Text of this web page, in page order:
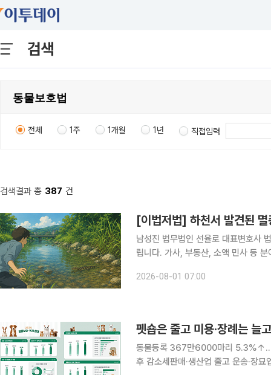
검색
전체 1주 1개월 1년 직접입력
검색결과 총 387 건
남성진 법무법인 선율로 대표변호사
립니다. 가사, 부동산, 소액 민사 등
2026-08-01 07:00
펫숍은 줄고 미용·장례는 늘
동물등록 367만6000마리 5.3%↑…
후 감소세판매·생산업 줄고 운송·장묘업 증가…관리 위